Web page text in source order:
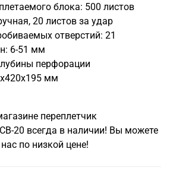
блока: 500 листов
20 листов за удар
отверстий: 21
6-51 мм
перфорации
мм
переплетчик
20 всегда в наличии! Вы можете
по низкой цене!